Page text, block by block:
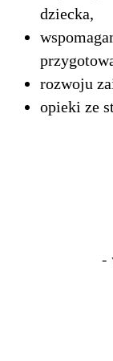
dziecka,
rozwoju
opieki ze
-